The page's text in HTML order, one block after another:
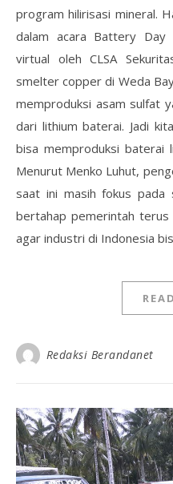
program hilirisasi mineral.
dalam acara Battery Day
virtual oleh CLSA
smelter copper di Weda
memproduksi asam sulfat
dari lithium baterai. Jadi
bisa memproduksi baterai
Menurut Menko Luhut,
saat ini masih fokus pada
bertahap pemerintah terus
agar industri di Indonesia
Redaksi Berandanet